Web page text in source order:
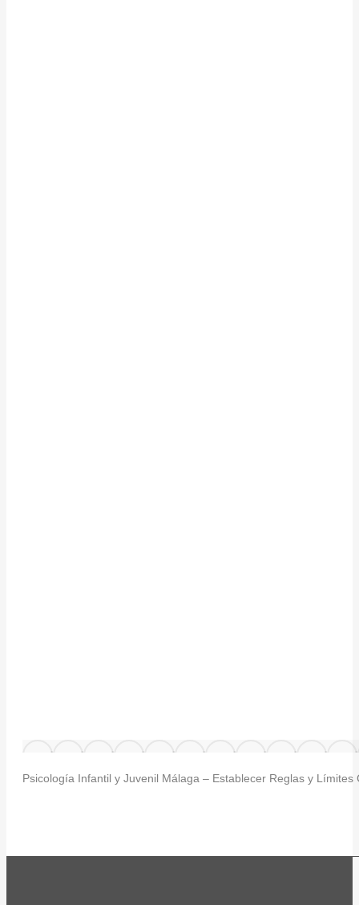
Psicología Infantil y Juvenil Málaga – Establecer Reglas y Límites